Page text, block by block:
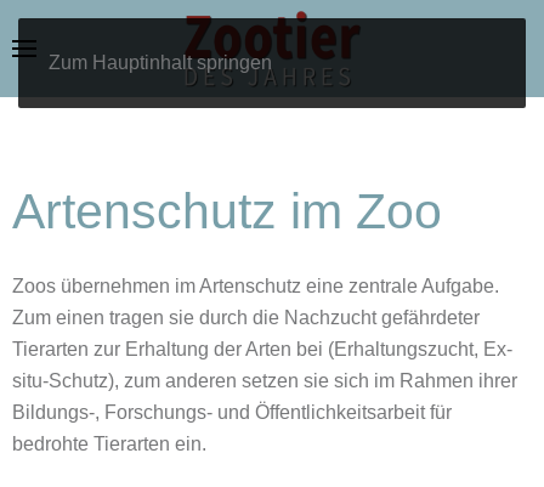
Zum Hauptinhalt springen
Artenschutz im Zoo
Zoos übernehmen im Artenschutz eine zentrale Aufgabe.
Zum einen tragen sie durch die Nachzucht gefährdeter
Tierarten zur Erhaltung der Arten bei (Erhaltungszucht, Ex-
situ-Schutz), zum anderen setzen sie sich im Rahmen ihrer
Bildungs-, Forschungs- und Öffentlichkeitsarbeit für
bedrohte Tierarten ein.